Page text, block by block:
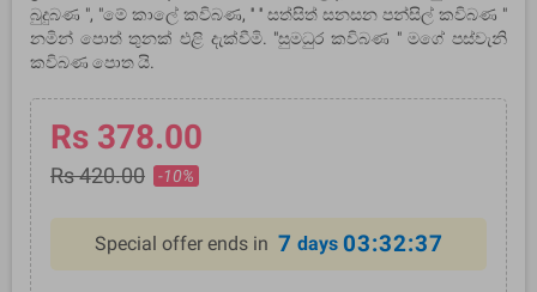
බුදුබණ ", "මේ කාලේ කවිබණ, '' '' සත්සිත් සනසන පන්සිල් කවිබණ "
නමින් පොත් තුනක් එළි දැක්වීමි. "සුමධුර කවිබණ " මගේ පස්වැනි
කවිබණ පොත යි.
Rs 378.00
Rs 420.00 -10%
Special offer ends in 7 days 03:32:37